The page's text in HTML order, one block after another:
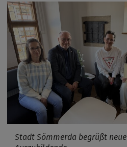
Stadt Sömmerda begrüßt neue